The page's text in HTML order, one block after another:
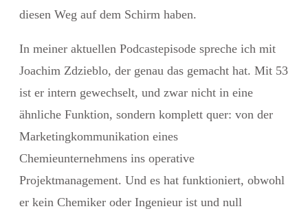
diesen Weg auf dem Schirm haben.
In meiner aktuellen Podcastepisode spreche ich mit
Joachim Zdzieblo, der genau das gemacht hat. Mit 53
ist er intern gewechselt, und zwar nicht in eine
ähnliche Funktion, sondern komplett quer: von der
Marketingkommunikation eines
Chemieunternehmens ins operative
Projektmanagement. Und es hat funktioniert, obwohl
er kein Chemiker oder Ingenieur ist und null